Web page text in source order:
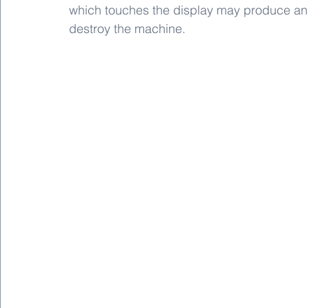
which touches the display may produce
destroy the machine.